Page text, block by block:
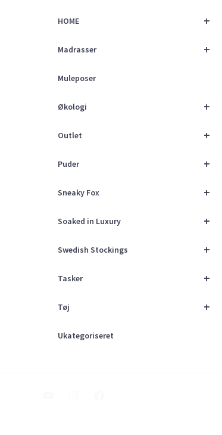
+
HOME
+
Madrasser
Muleposer
+
Økologi
+
Outlet
+
Puder
+
Sneaky Fox
+
Soaked in Luxury
+
Swedish Stockings
+
Tasker
+
Tøj
Ukategoriseret